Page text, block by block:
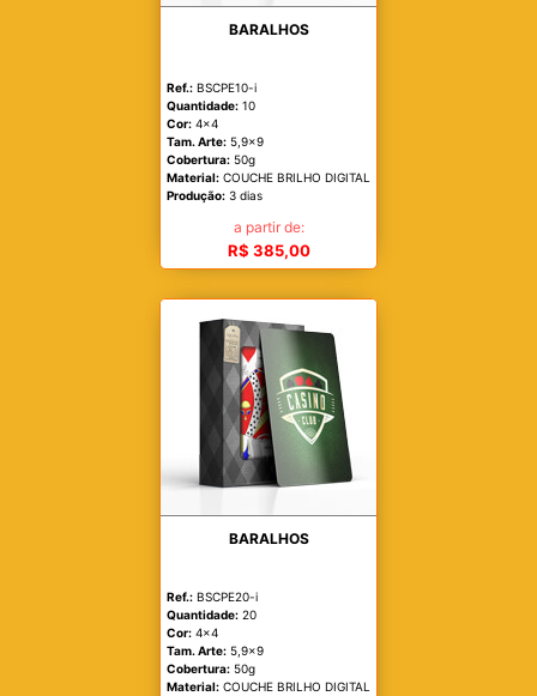
BARALHOS
Ref.: BSCPE10-i
Quantidade: 10
Cor: 4x4
Tam. Arte: 5,9x9
Cobertura: 50g
Material: COUCHE BRILHO DIGITAL
Produção: 3 dias
a partir de:
R$ 385,00
BARALHOS
Ref.: BSCPE20-i
Quantidade: 20
Cor: 4x4
Tam. Arte: 5,9x9
Cobertura: 50g
Material: COUCHE BRILHO DIGITAL